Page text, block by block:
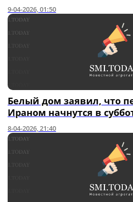
9-04-2026, 01:50
Белый дом заявил, что
Ираном начнутся в
8-04-2026, 21:40